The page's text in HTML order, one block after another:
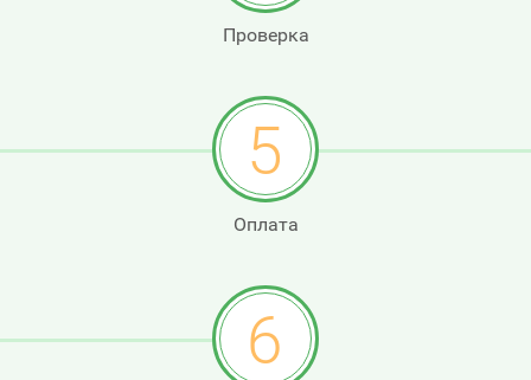
Проверка
5
Оплата
6